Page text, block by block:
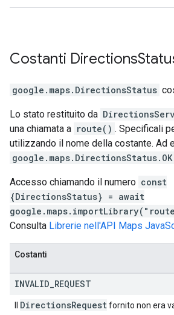
Costanti Directions
google.maps. DirectionsStatus
Lo stato restituito da
una chiamata a route() . Specificali
utilizzando il nome della costante. Ad
google.maps.DirectionsStatus.OK
Accesso chiamando il numero const
{DirectionsStatus} = await
Consulta Librerie nell'API Maps
Costanti
INVALID REQUEST
DirectionsRequestfornito non era